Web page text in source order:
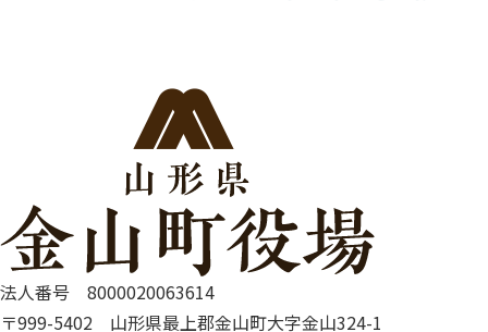
法人番号 8000020063614
〒999-5402 山形県最上郡金山町大字金山324-1